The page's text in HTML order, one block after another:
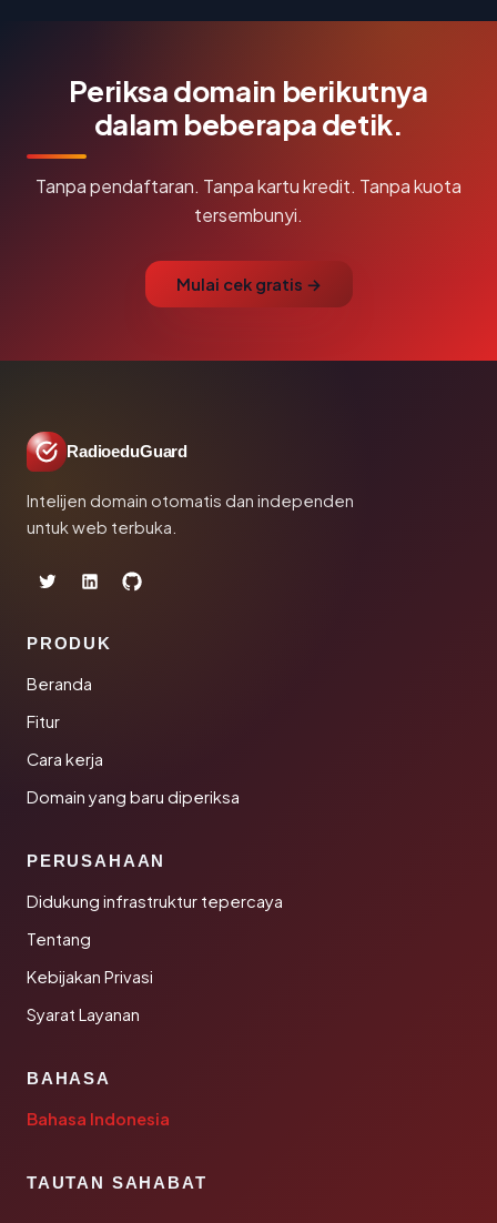
Periksa domain berikutnya
dalam beberapa detik.
Tanpa pendaftaran. Tanpa kartu kredit. Tanpa kuota
tersembunyi.
Mulai cek gratis →
RadioeduGuard
Intelijen domain otomatis dan independen
untuk web terbuka.
PRODUK
Beranda
Fitur
Cara kerja
Domain yang baru diperiksa
PERUSAHAAN
Didukung infrastruktur tepercaya
Tentang
Kebijakan Privasi
Syarat Layanan
BAHASA
Bahasa Indonesia
TAUTAN SAHABAT